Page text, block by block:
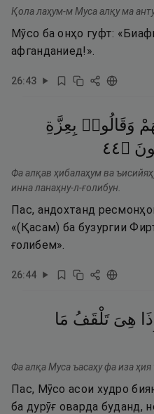
Қола лаҳум-м Муса алқу ма
Мӯсо ба онҳо гуфт:
афганданиед!».
26:43
وَقَالُوا۟ بِعِزَّةِ
۝٤٤
Фа алқав ҳибалаҳум ва
инна ланаҳну-л-ғолибун.
Пас, андохтанд
«(Қасам) ба бузургии
ғолибем».
26:44
هِىَ تَلْقَفُ مَا
Фа алқа Муса ъасаҳу фа иза
Пас, Мӯсо асои худро
ба дурӯғ оварда буданд,